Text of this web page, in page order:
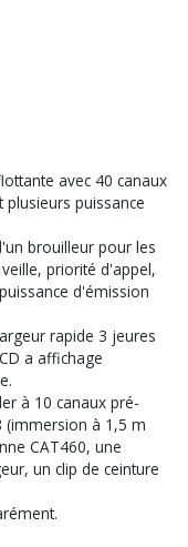
avec 40 canaux
puissance
brouilleur pour les
priorité d'appel,
d'émission
rapide 3 jeures
a affichage
à 10 canaux pré-
(immersion à 1,5 m
CAT460, une
un clip de ceinture